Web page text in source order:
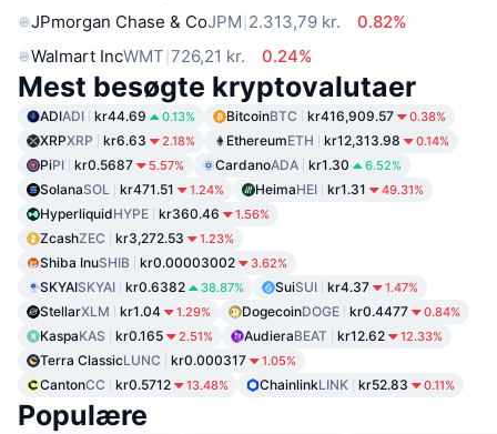
JPmorgan Chase & CoJPM 2.313,79 kr.
0.82%
Walmart IncWMT 726,21 kr. 0.24%
Mest besøgte kryptovalutaer
ADIADI kr44.69 0.13% BitcoinBTC kr416,909.57 0.38%
XRPXRP kr6.63 2.18% EthereumETH kr12,313.98 0.14%
PiPI kr0.5687 5.57% CardanoADA kr1.30 6.52%
SolanaSOL kr471.51 1.24% HeimaHEI kr1.31 49.31%
HyperliquidHYPE kr360.46 1.56%
ZcashZEC kr3,272.53 1.23%
Shiba InuSHIB kr0.00003002 3.62%
SKYAISKYAI kr0.6382 38.87% SuiSUI kr4.37 1.47%
StellarXLM kr1.04 1.29% DogecoinDOGE kr0.4477 0.84%
KaspaKAS kr0.165 2.51% AudieraBEAT kr12.62 12.33%
Terra ClassicLUNC kr0.000317 1.05%
CantonCC kr0.5712 13.48% ChainlinkLINK kr52.83 0.11%
Populære